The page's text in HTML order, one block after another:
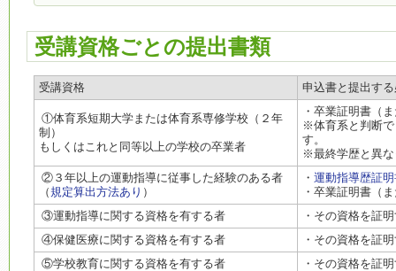
受講資格ごとの提出書類
受講資格 申込書と提出す
①体育系短期大学または体育系専修学校（２年
制）
もしくはこれと同等以上の学校の卒業者
・卒業証明書（
※体育系と判断で
す。
※最終学歴と異
②３年以上の運動指導に従事した経験のある者
（規定算出方法あり ）
・ 運動指導歴証
・卒業証明書（
③運動指導に関する資格を有する者
・その資格を証
④保健医療に関する資格を有する者
・その資格を証
⑤学校教育に関する資格を有する者
・その資格を証